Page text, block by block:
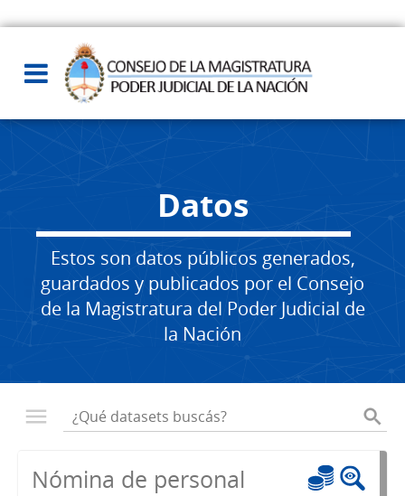
Datos
Estos son datos públicos generados,
guardados y publicados por el Consejo
de la Magistratura del Poder Judicial de
la Nación
Nómina de personal